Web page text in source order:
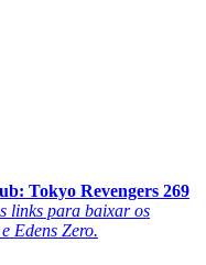
Tokyo Revengers 269
links para baixar os
Edens Zero.